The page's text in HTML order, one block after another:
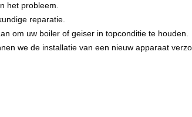
het probleem.
reparatie.
om uw boiler of geiser in topconditie te houden.
we de installatie van een nieuw apparaat